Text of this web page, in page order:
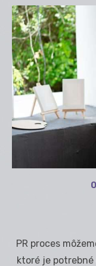
PR proces
ktoré je